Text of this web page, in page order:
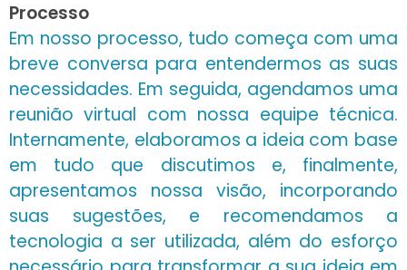
Processo
Em nosso processo, tudo começa com uma
breve conversa para entendermos as suas
necessidades. Em seguida, agendamos uma
reunião virtual com nossa equipe técnica.
Internamente, elaboramos a ideia com base
em tudo que discutimos e, finalmente,
apresentamos nossa visão, incorporando
suas sugestões, e recomendamos a
tecnologia a ser utilizada, além do esforço